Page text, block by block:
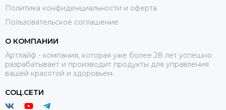
Политика конфиденциальности и оферта
Пользовательское соглашение
О КОМПАНИИ
Артлайф - компания, которая уже более 28 лет успешно
разрабатывает и производит продукты для управления
вашей красотой и здоровьем.
СОЦ.СЕТИ